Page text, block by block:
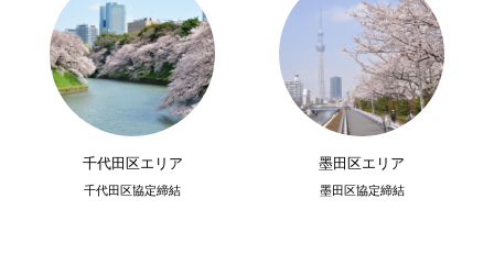
千代田区エリア
千代田区協定締結
墨田区エリア
墨田区協定締結